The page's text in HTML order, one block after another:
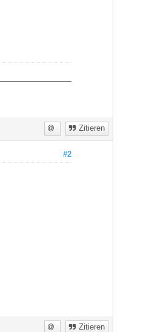
Zitieren
#2
Zitieren